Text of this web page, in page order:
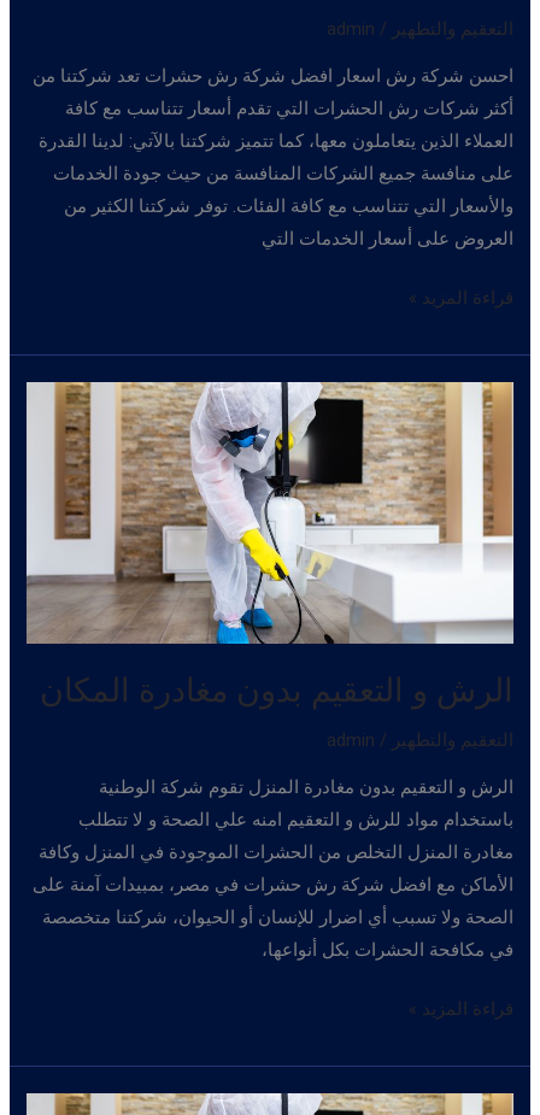
التعقيم والتطهير /
admin
احسن شركة رش اسعار افضل شركة رش حشرات تعد شركتنا من
أكثر شركات رش الحشرات التي تقدم أسعار تتناسب مع كافة
العملاء الذين يتعاملون معها، كما تتميز شركتنا بالآتي: لدينا القدرة
على منافسة جميع الشركات المنافسة من حيث جودة الخدمات
والأسعار التي تتناسب مع كافة الفئات. توفر شركتنا الكثير من
العروض على أسعار الخدمات التي
احسن
رش
قراءة المزيد »
الرش و التعقيم بدون مغادرة المكان
التعقيم والتطهير /
admin
الرش و التعقيم بدون مغادرة المنزل تقوم شركة الوطنية
باستخدام مواد للرش و التعقيم امنه علي الصحة و لا تتطلب
مغادرة المنزل التخلص من الحشرات الموجودة في المنزل وكافة
الأماكن مع افضل شركة رش حشرات في مصر، بمبيدات آمنة على
الصحة ولا تسبب أي اضرار للإنسان أو الحيوان، شركتنا متخصصة
في مكافحة الحشرات بكل أنواعها،
الرش
التعقيم
بدون
قراءة المزيد »